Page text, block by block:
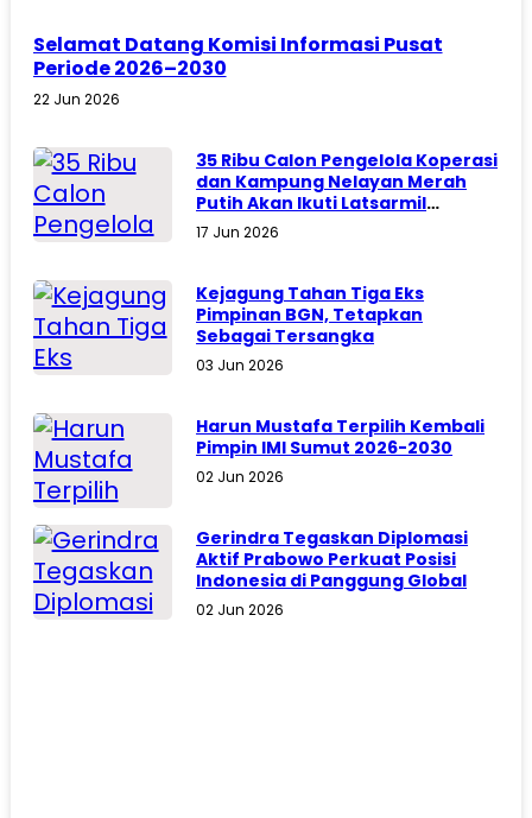
Selamat Datang Komisi Informasi Pusat
Periode 2026–2030
22 Jun 2026
35 Ribu Calon Pengelola Koperasi
dan Kampung Nelayan Merah
Putih Akan Ikuti Latsarmil
Komcad
17 Jun 2026
Kejagung Tahan Tiga Eks
Pimpinan BGN, Tetapkan
Sebagai Tersangka
03 Jun 2026
Harun Mustafa Terpilih Kembali
Pimpin IMI Sumut 2026-2030
02 Jun 2026
Gerindra Tegaskan Diplomasi
Aktif Prabowo Perkuat Posisi
Indonesia di Panggung Global
02 Jun 2026